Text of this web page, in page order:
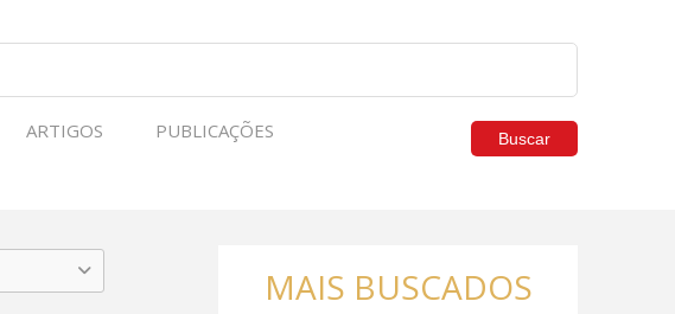
ARTIGOS PUBLICAÇÕES Buscar
MAIS BUSCADOS